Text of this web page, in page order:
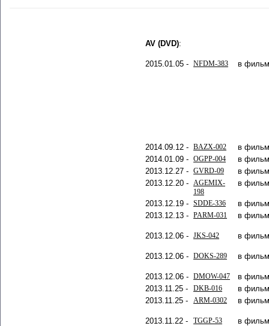
AV (DVD):
2015.01.05 - NFDM-383 в
2014.09.12 - BAZX-002
в
2014.01.09 - OGPP-004
в
2013.12.27 - GVRD-09
в
2013.12.20 - AGEMIX-
198
в
2013.12.19 - SDDE-336
в
2013.12.13 - PARM-031 в
2013.12.06 - JKS-042 в
2013.12.06 - DOKS-289 в
2013.12.06 - DMOW-047
в
2013.11.25 -
DKB-016
в
2013.11.25 -
ARM-0302 в
2013.11.22 - TGGP-53
в